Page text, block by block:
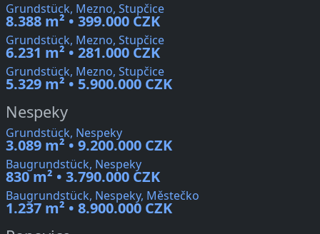
Grundstück, Mezno, Stupčice
8.388 m² • 399.000 CZK
Grundstück, Mezno, Stupčice
6.231 m² • 281.000 CZK
Grundstück, Mezno, Stupčice
5.329 m² • 5.900.000 CZK
Nespeky
Grundstück, Nespeky
3.089 m² • 9.200.000 CZK
Baugrundstück, Nespeky
830 m² • 3.790.000 CZK
Baugrundstück, Nespeky, Městečko
1.237 m² • 8.900.000 CZK